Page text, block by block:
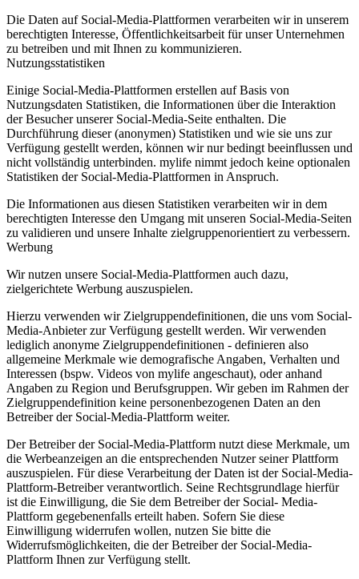
Die Daten auf Social-Media-Plattformen verarbeiten wir in unserem
berechtigten Interesse, Öffentlichkeitsarbeit für unser Unternehmen
zu betreiben und mit Ihnen zu kommunizieren.
Nutzungsstatistiken
Einige Social-Media-Plattformen erstellen auf Basis von
Nutzungsdaten Statistiken, die Informationen über die Interaktion
der Besucher unserer Social-Media-Seite enthalten. Die
Durchführung dieser (anonymen) Statistiken und wie sie uns zur
Verfügung gestellt werden, können wir nur bedingt beeinflussen und
nicht vollständig unterbinden. mylife nimmt jedoch keine optionalen
Statistiken der Social-Media-Plattformen in Anspruch.
Die Informationen aus diesen Statistiken verarbeiten wir in dem
berechtigten Interesse den Umgang mit unseren Social-Media-Seiten
zu validieren und unsere Inhalte zielgruppenorientiert zu verbessern.
Werbung
Wir nutzen unsere Social-Media-Plattformen auch dazu,
zielgerichtete Werbung auszuspielen.
Hierzu verwenden wir Zielgruppendefinitionen, die uns vom Social-
Media-Anbieter zur Verfügung gestellt werden. Wir verwenden
lediglich anonyme Zielgruppendefinitionen - definieren also
allgemeine Merkmale wie demografische Angaben, Verhalten und
Interessen (bspw. Videos von mylife angeschaut), oder anhand
Angaben zu Region und Berufsgruppen. Wir geben im Rahmen der
Zielgruppendefinition keine personenbezogenen Daten an den
Betreiber der Social-Media-Plattform weiter.
Der Betreiber der Social-Media-Plattform nutzt diese Merkmale, um
die Werbeanzeigen an die entsprechenden Nutzer seiner Plattform
auszuspielen. Für diese Verarbeitung der Daten ist der Social-Media-
Plattform-Betreiber verantwortlich. Seine Rechtsgrundlage hierfür
ist die Einwilligung, die Sie dem Betreiber der Social- Media-
Plattform gegebenenfalls erteilt haben. Sofern Sie diese
Einwilligung widerrufen wollen, nutzen Sie bitte die
Widerrufsmöglichkeiten, die der Betreiber der Social-Media-
Plattform Ihnen zur Verfügung stellt.